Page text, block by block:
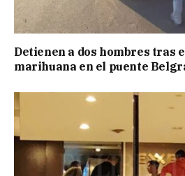
Detienen a dos hombres tras
marihuana en el puente